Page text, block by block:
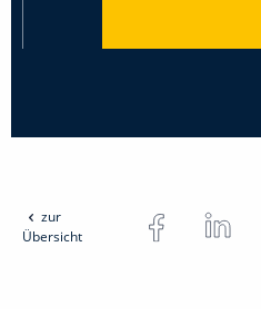
zur
Übersicht